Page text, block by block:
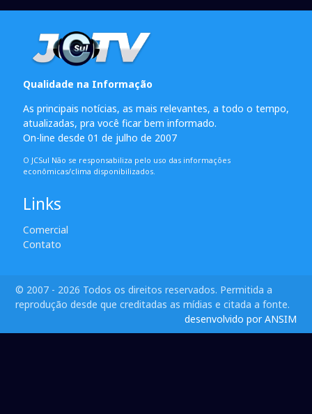
Qualidade na Informação
As principais notícias, as mais relevantes, a todo o tempo,
atualizadas, pra você ficar bem informado.
On-line desde 01 de julho de 2007
O JCSul Não se responsabiliza pelo uso das informações
econômicas/clima disponibilizados.
Links
Comercial
Contato
© 2007 - 2026 Todos os direitos reservados. Permitida a
reprodução desde que creditadas as mídias e citada a fonte.
desenvolvido por ANSIM